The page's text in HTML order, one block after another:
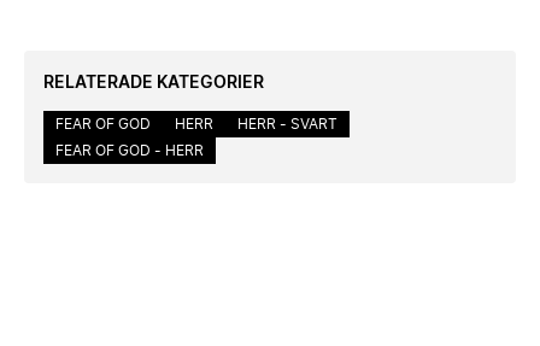
RELATERADE KATEGORIER
FEAR OF GOD HERR
HERR - SVART
FEAR OF GOD - HERR